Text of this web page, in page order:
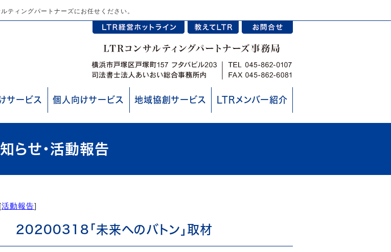
ティングパートナーズにお任せください。
サービス 個人向けサービス 地域協創サービス LTRメンバー紹介
らせ・活動報告
活動報告]
20200318「未来へのバトン」取材